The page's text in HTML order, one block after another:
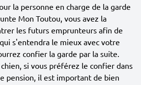
la personne en charge de la garde
Mon Toutou, vous avez la
les futurs emprunteurs afin de
s'entendra le mieux avec votre
confier la garde par la suite.
si vous préférez le confier dans
pension, il est important de bien